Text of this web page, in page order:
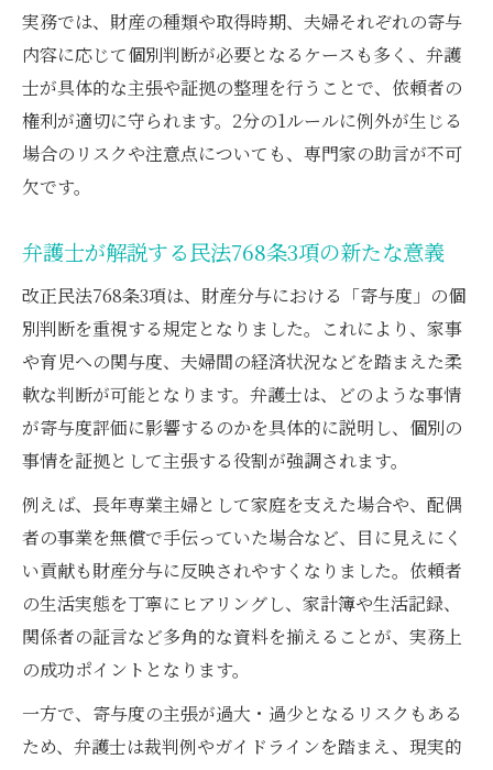
イント
寄与度による分与割合修正を弁護士がサポ
ート
弁護士が解説する特殊技能による寄与の認
定法
財産分与はいつまで請求できるのか
ール
民法768条2項改正で弁護士が伝える期間延
長の意義
弁護士が解説する請求期限と実務上の注意
点
弁護士と考える財産分与請求の最適なタイ
ミング
弁護士による請求期間経過後のリスク管理
実務では、財産の種類や取得時期、夫婦それぞれの寄与
内容に応じて個別判断が必要となるケースも多く、弁護
士が具体的な主張や証拠の整理を行うことで、依頼者の
権利が適切に守られます。2分の1ルールに例外が生じる
場合のリスクや注意点についても、専門家の助言が不可
欠です。
弁護士が解説する民法768条3項の新たな意義
改正民法768条3項は、財産分与における「寄与度」の個
別判断を重視する規定となりました。これにより、家事
や育児への関与度、夫婦間の経済状況などを踏まえた柔
軟な判断が可能となります。弁護士は、どのような事情
が寄与度評価に影響するのかを具体的に説明し、個別の
事情を証拠として主張する役割が強調されます。
例えば、長年専業主婦として家庭を支えた場合や、配偶
者の事業を無償で手伝っていた場合など、目に見えにく
い貢献も財産分与に反映されやすくなりました。依頼者
の生活実態を丁寧にヒアリングし、家計簿や生活記録、
関係者の証言など多角的な資料を揃えることが、実務上
の成功ポイントとなります。
一方で、寄与度の主張が過大・過少となるリスクもある
ため、弁護士は裁判例やガイドラインを踏まえ、現実的